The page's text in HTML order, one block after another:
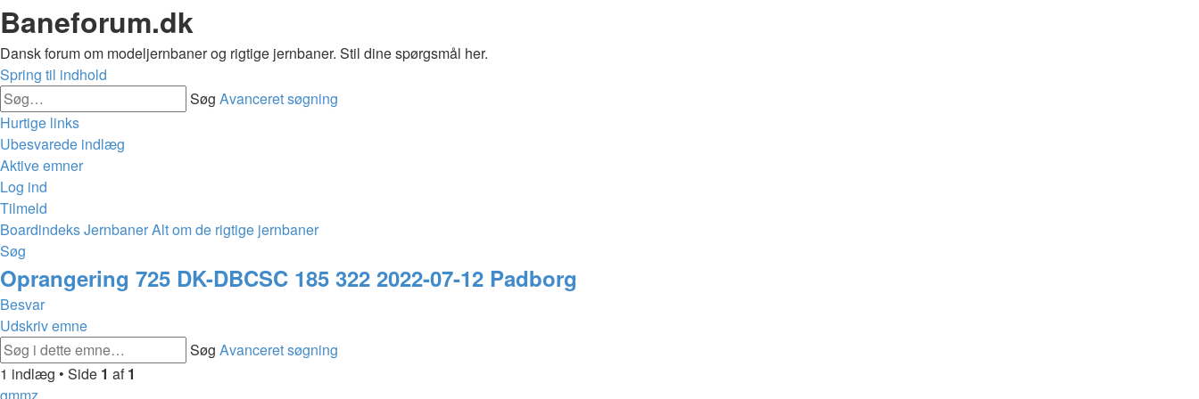
Baneforum.dk
Dansk forum om modeljernbaner og rigtige jernbaner. Stil dine spørgsmål her.
Spring til indhold
Søg Avanceret søgning
Hurtige links
Ubesvarede indlæg
Aktive emner
Log ind
Tilmeld
BoardindeksJernbanerAlt om de rigtige jernbaner
Søg
Oprangering 725 DK-DBCSC 185 322 2022-07-12 Padborg
Besvar
Udskriv emne
Søg Avanceret søgning
1 indlæg • Side 1 af1